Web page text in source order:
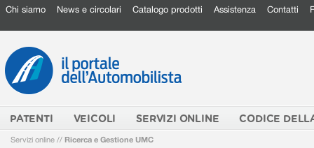
Chi siamo News e circolari Catalogo prodotti Assistenza Contatti
PATENTI VEICOLI SERVIZI ONLINE CODICE
Servizi online // Ricerca e Gestione UMC